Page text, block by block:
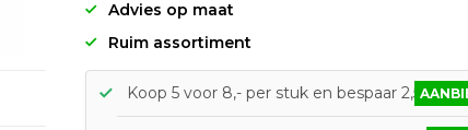
Advies op maat
Ruim assortiment
Koop 5 voor 8,- per stuk en bespaar 2,5%